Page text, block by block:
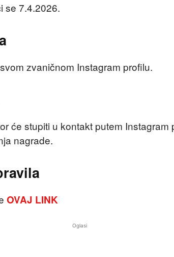
se 7.4.2026.
zvaničnom Instagram profilu.
će stupiti u kontakt putem Instagram
nagrade.
OVAJ LINK
Oglasi